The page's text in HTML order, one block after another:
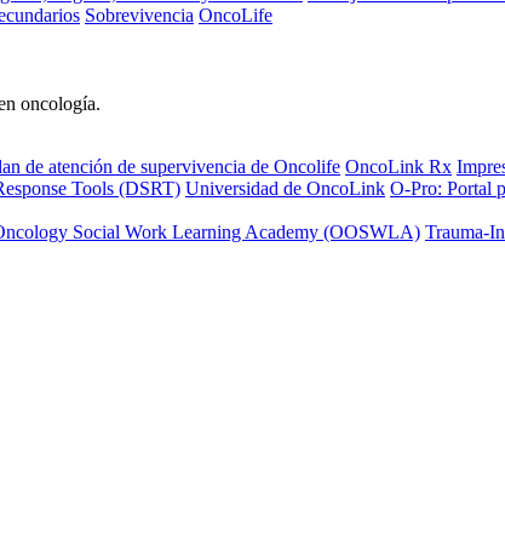
Sobrevivencia OncoLife
oncología.
de atención de supervivencia de Oncolife OncoLink Rx
Tools (DSRT) Universidad de OncoLink O-Pro: Portal
Social Work Learning Academy (OOSWLA) Trauma-